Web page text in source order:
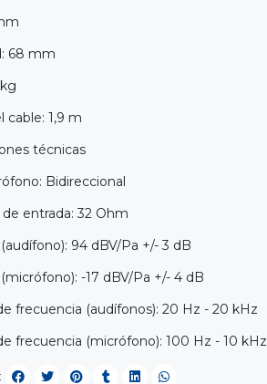
68 mm
cable: 1,9 m
técnicas
Bidireccional
de entrada: 32 Ohm
94 dBV/Pa +/- 3 dB
-17 dBV/Pa +/- 4 dB
frecuencia (audífonos): 20 Hz - 20 kHz
frecuencia (micrófono): 100 Hz - 10 kHz